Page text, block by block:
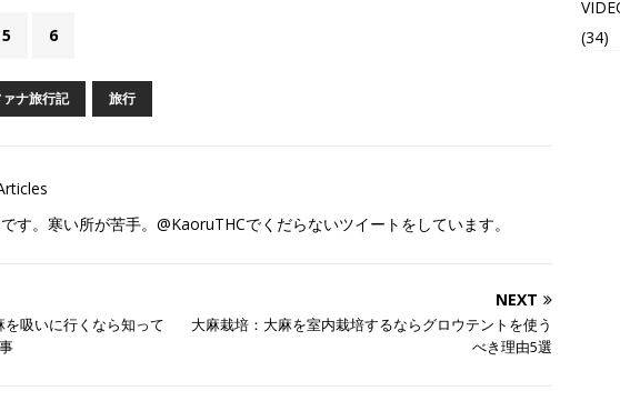
5 6
ナ旅行記 旅行
す。寒い所が苦手。@KaoruTHCでくだらないツイートをしています。
を吸いに行くなら知って
NEXT
大麻栽培：大麻を室内栽培するならグロウテントを使う
べき理由5選
(34)